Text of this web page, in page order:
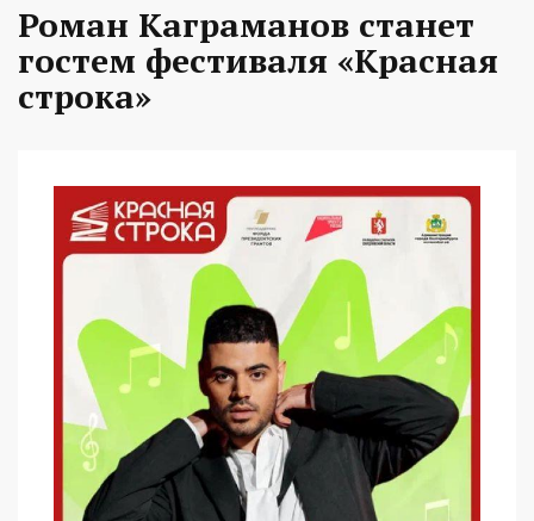
Роман Каграманов станет
гостем фестиваля «Красная
строка»